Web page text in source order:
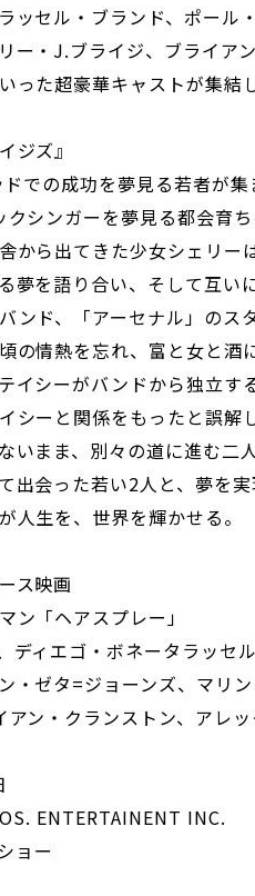
ッセル・ブランド、ポール
ー・J.ブライジ、ブライア
った超豪華キャストが集結
ジズ』
での成功を夢見る若者が
クシンガーを夢見る都会育
から出てきた少女シェリー
夢を語り合い、そして互い
ンド、「アーセナル」のス
の情熱を忘れ、富と女と酒
イシーがバンドから独立す
シーと関係をもったと誤解
いまま、別々の道に進む二
出会った若い2人と、夢を
人生を、世界を輝かせる。
ス映画
ン「ヘアスプレー」
ディエゴ・ボネータラッセ
・ゼタ=ジョーンズ、マリ
ン・クランストン、アレッ
ENTERTAINENT INC.
ョー